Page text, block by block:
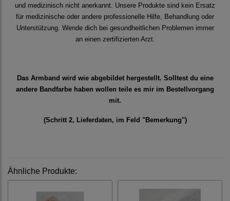
und medizinisch nicht anerkannt. Unsere Produkte sind kein Ersatz
für medizinische oder andere professionelle Hilfe, Behandlung oder
Unterstützung. Wende dich bei gesundheitlichen Problemen immer
an einen zertifizierten Arzt.
Das Armband wird wie abgebildet hergestellt. Solltest du eine
andere Bandfarbe haben wollen teile es mir im Bestellvorgang
mit.
(Schritt 2, Lieferdaten, im Feld "Bemerkung")
Ähnliche Produkte: